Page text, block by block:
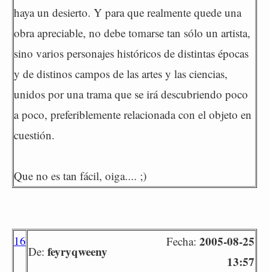
haya un desierto. Y para que realmente quede una
obra apreciable, no debe tomarse tan sólo un artista,
sino varios personajes históricos de distintas épocas
y de distinos campos de las artes y las ciencias,
unidos por una trama que se irá descubriendo poco
a poco, preferiblemente relacionada con el objeto en
cuestión.
Que no es tan fácil, oiga.... ;)
16
De: feyryqweeny
Fecha: 2005-08-25
13:57